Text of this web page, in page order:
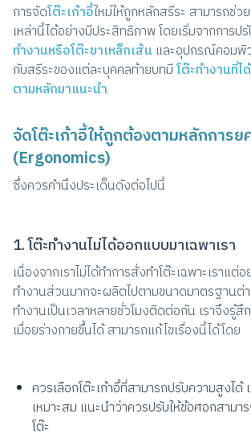
การจัดโต๊ะเก้าอี้ใหม่ให้ถูกหลักสรีระ สามารถช่
เหล่านี้ได้อย่างมีประสิทธิภาพ โดยเริ่มจากการป
ทำงานหรือโต๊ะขาเหล็กเส้น และอุปกรณ์คอมพิ
กับสรีระของแต่ละบุคคลท้ายบทมีโต๊ะทำงานที่
ตามหลักมาแนะนำ
จัดโต๊ะเก้าอี้ให้ถูกต้องตามหลักการ
(Ergonomics)
ซึ่งควรคำนึงประเด็นดังต่อไปนี้
1. โต๊ะทำงานไม่ได้ออกแบบมาเฉพาเรา
เนื่องจากเราไม่ได้ทำการสั่งทำโต๊ะเฉพาะเราแ
ทำงานส่วนมากจะผลิตไปตามขนาดมาตรฐานต่า
ทำงานเป็นเวลาหลายชั่วโมงติดต่อกัน เราจึงรู้
เมื่อยร่างกายขึ้นได้ สามารถแก้ไขเรื่องนี้ได้โดย
ควรเลือกโต๊ะเก้าอี้ที่สามารถปรับความสูงได้
เหมาะสม แนะนำว่าควรปรับให้ข้อศอกสาม
โต๊ะ